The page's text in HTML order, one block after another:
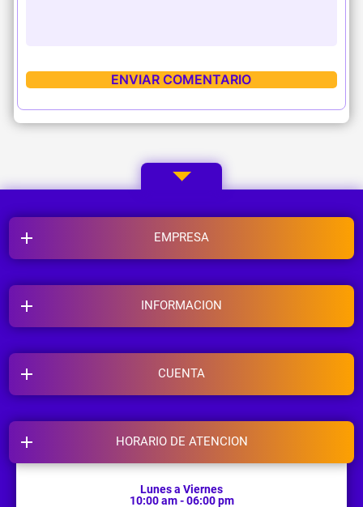
EMPRESA
INFORMACION
HORARIO DE ATENCION
Lunes a Viernes
10:00 am - 06:00 pm
CUENTA